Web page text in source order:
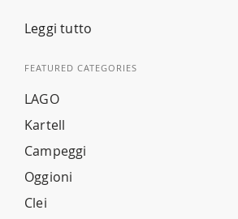
Leggi tutto
FEATURED CATEGORIES
LAGO
Kartell
Campeggi
Oggioni
Clei